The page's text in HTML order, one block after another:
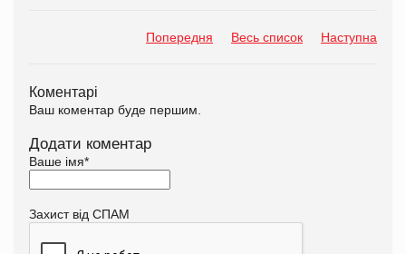
Попередня Весь список Наступна
Коментарі
Ваш коментар буде першим.
Додати коментар
Ваше імя*
Захист від СПАМ